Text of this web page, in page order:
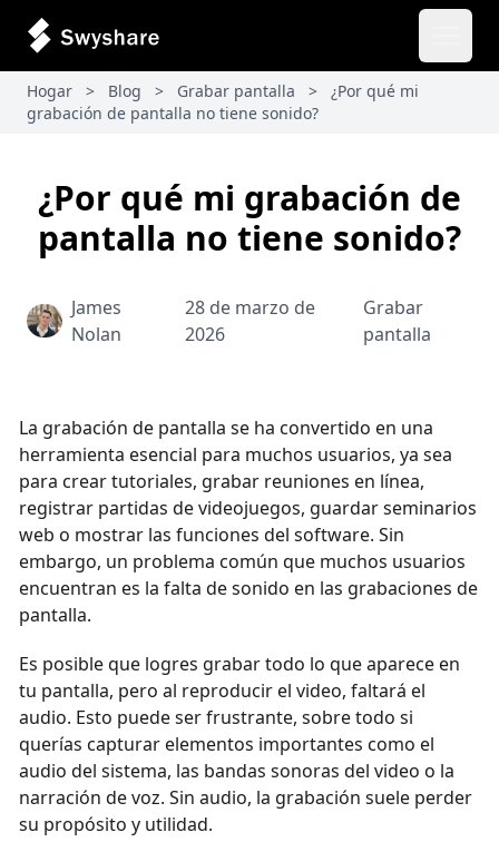
Hogar > Blog > Grabar pantalla >
¿Por qué mi
grabación de pantalla no tiene sonido?
¿Por qué mi grabación de
pantalla no tiene sonido?
James
Nolan
28 de marzo de
2026
Grabar
pantalla
La grabación de pantalla se ha convertido en una
herramienta esencial para muchos usuarios, ya sea
para crear tutoriales, grabar reuniones en línea,
registrar partidas de videojuegos, guardar seminarios
web o mostrar las funciones del software. Sin
embargo, un problema común que muchos usuarios
encuentran es la falta de sonido en las grabaciones de
pantalla.
Es posible que logres grabar todo lo que aparece en
tu pantalla, pero al reproducir el video, faltará el
audio. Esto puede ser frustrante, sobre todo si
querías capturar elementos importantes como el
audio del sistema, las bandas sonoras del video o la
narración de voz. Sin audio, la grabación suele perder
su propósito y utilidad.